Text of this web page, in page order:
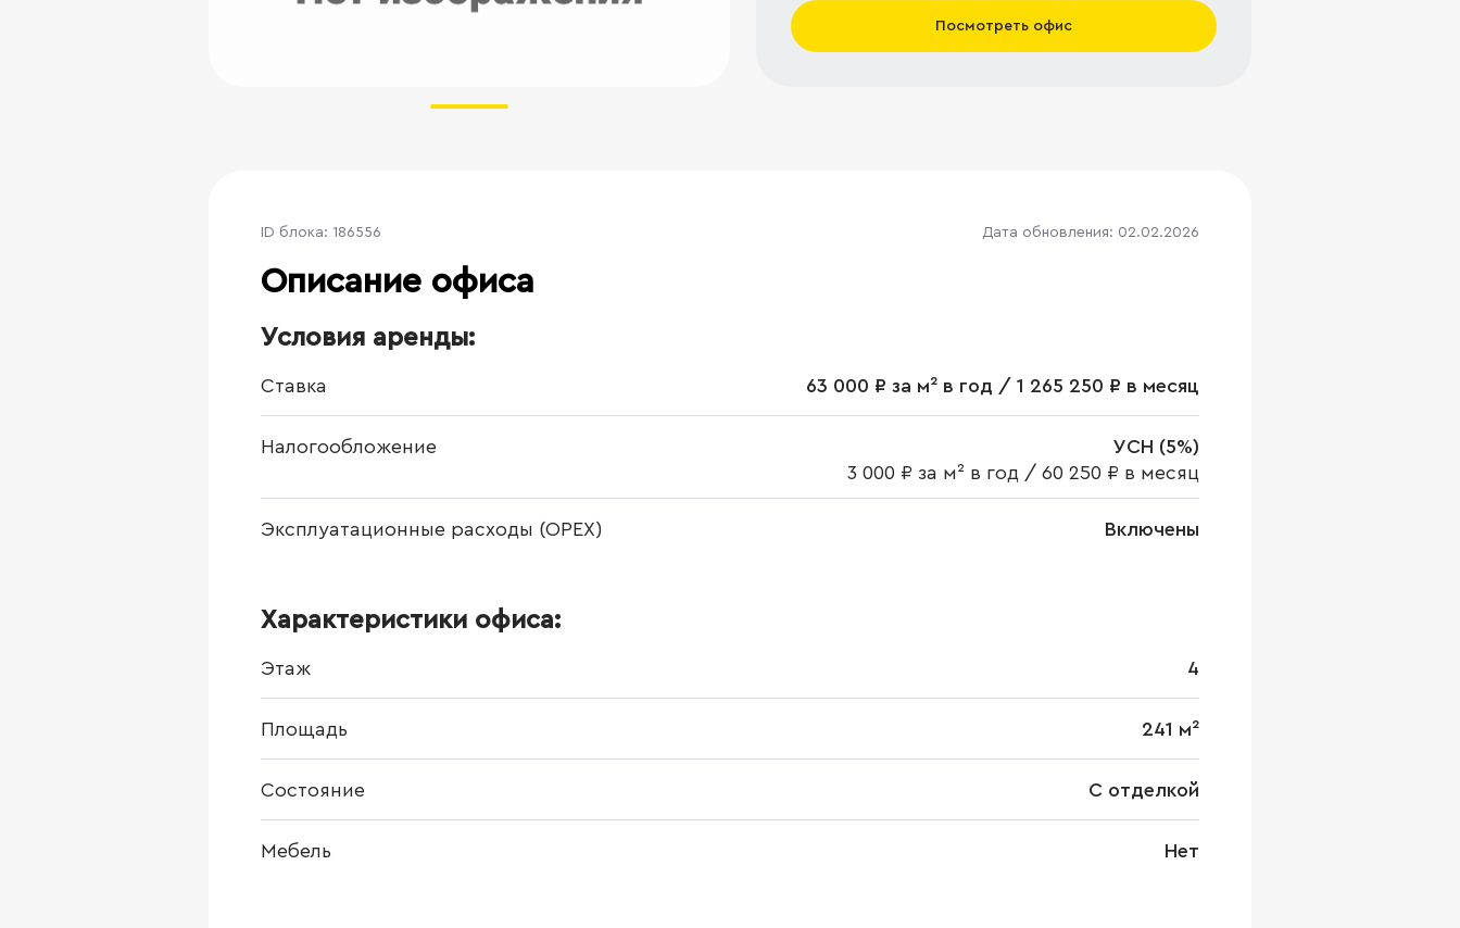
Посмотреть офис
ID блока: 186556 Дата обновления: 02.02.2026
Описание офиса
Условия аренды:
Ставка 63 000 ₽ за м² в год / 1 265 250 ₽ в месяц
Налогообложение
УСН (5%)
3 000 ₽ за м² в год / 60 250 ₽ в месяц
Эксплуатационные расходы (OPEX) Включены
Характеристики офиса:
Этаж 4
Площадь 241 м²
Состояние С отделкой
Мебель Нет